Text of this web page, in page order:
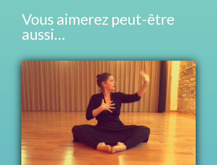
Vous aimerez peut-être
aussi…